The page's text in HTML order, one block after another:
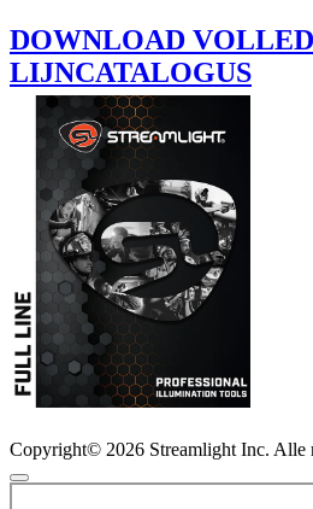
DOWNLOAD
LIJNCATALOGUS
Copyright© 2026 Streamlight Inc. Alle